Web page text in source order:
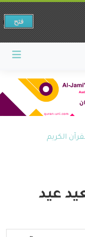
الكريم
عيد
فتح